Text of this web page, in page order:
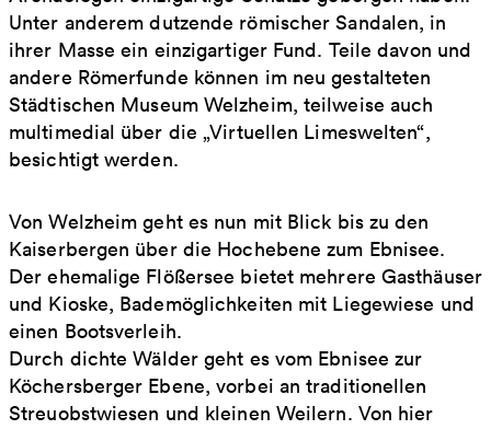
Unter anderem dutzende römischer Sandalen, in
ihrer Masse ein einzigartiger Fund. Teile davon und
andere Römerfunde können im neu gestalteten
Städtischen Museum Welzheim, teilweise auch
multimedial über die „Virtuellen Limeswelten“,
besichtigt werden.
Von Welzheim geht es nun mit Blick bis zu den
Kaiserbergen über die Hochebene zum Ebnisee.
Der ehemalige Flößersee bietet mehrere Gasthäuser
und Kioske, Bademöglichkeiten mit Liegewiese und
einen Bootsverleih.
Durch dichte Wälder geht es vom Ebnisee zur
Köchersberger Ebene, vorbei an traditionellen
Streuobstwiesen und kleinen Weilern. Von hier